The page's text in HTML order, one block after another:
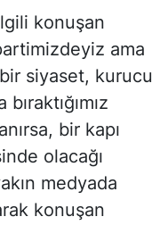
konuşan
ama
siyaset, kurucu
bir kapı
olacağı
medyada
konuşan